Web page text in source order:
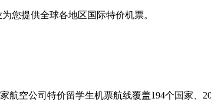
您提供全球各地区国际特价机票。
航空公司特价留学生机票航线覆盖194个国家、